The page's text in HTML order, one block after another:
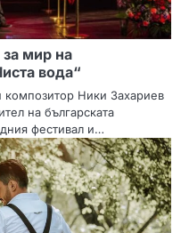
мир на
вода“
композитор Ники Захариев
на българската
фестивал и…